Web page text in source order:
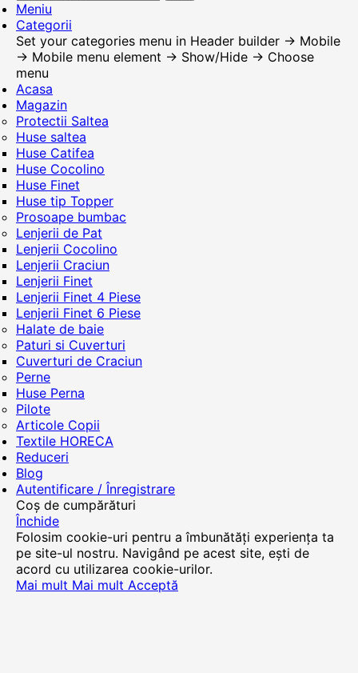
Meniu
Categorii
Set your categories menu in Header builder -> Mobile
-> Mobile menu element -> Show/Hide -> Choose
menu
Acasa
Magazin
Protectii Saltea
Huse saltea
Huse Catifea
Huse Cocolino
Huse Finet
Huse tip Topper
Prosoape bumbac
Lenjerii de Pat
Lenjerii Cocolino
Lenjerii Craciun
Lenjerii Finet
Lenjerii Finet 4 Piese
Lenjerii Finet 6 Piese
Halate de baie
Paturi si Cuverturi
Cuverturi de Craciun
Perne
Huse Perna
Pilote
Articole Copii
Textile HORECA
Reduceri
Blog
Autentificare / Înregistrare
Coș de cumpărături
Închide
Folosim cookie-uri pentru a îmbunătăți experiența ta
pe site-ul nostru. Navigând pe acest site, ești de
acord cu utilizarea cookie-urilor.
Mai mult Mai mult Acceptă